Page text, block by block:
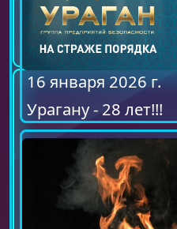
16 января 2026 г.
Урагану - 28 лет!!!